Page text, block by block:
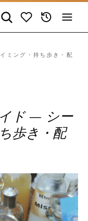
ミング・持ち歩き・配
ド — シー
歩き・配